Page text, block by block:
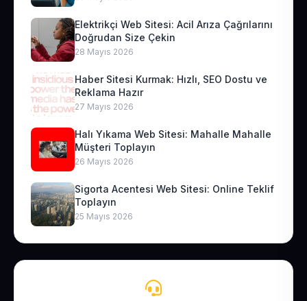
Elektrikçi Web Sitesi: Acil Arıza Çağrılarını
Doğrudan Size Çekin
28 Mayıs 2026
Haber Sitesi Kurmak: Hızlı, SEO Dostu ve
Reklama Hazır
27 Mayıs 2026
Halı Yıkama Web Sitesi: Mahalle Mahalle
Müşteri Toplayın
26 Mayıs 2026
Sigorta Acentesi Web Sitesi: Online Teklif
Toplayın
25 Mayıs 2026